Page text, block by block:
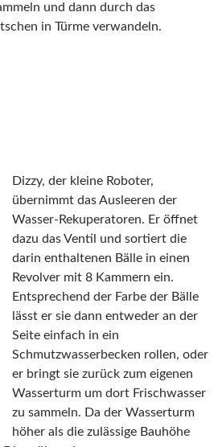
und dann durch das
in Türme verwandeln.
Dizzy, der kleine Roboter,
übernimmt das Ausleeren der
Wasser-Rekuperatoren. Er öffnet
dazu das Ventil und sortiert die
darin enthaltenen Bälle in einen
Revolver mit 8 Kammern ein.
Entsprechend der Farbe der Bälle
lässt er sie dann entweder an der
Seite einfach in ein
Schmutzwasserbecken rollen, oder
er bringt sie zurück zum eigenen
Wasserturm um dort Frischwasser
zu sammeln. Da der Wasserturm
höher als die zulässige Bauhöhe